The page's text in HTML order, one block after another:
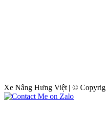
Xe Nâng Hưng Việt | ©